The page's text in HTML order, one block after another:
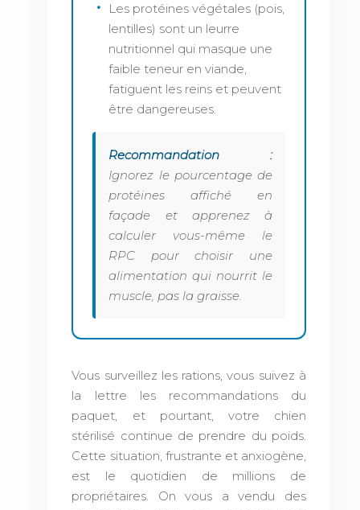
Les protéines végétales (pois,
lentilles) sont un leurre
nutritionnel qui masque une
faible teneur en viande,
fatiguent les reins et peuvent
être dangereuses.
Recommandation :
Ignorez le pourcentage de
protéines affiché en
façade et apprenez à
calculer vous-même le
RPC pour choisir une
alimentation qui nourrit le
muscle, pas la graisse.
Vous surveillez les rations, vous suivez à
la lettre les recommandations du
paquet, et pourtant, votre chien
stérilisé continue de prendre du poids.
Cette situation, frustrante et anxiogène,
est le quotidien de millions de
propriétaires. On vous a vendu des